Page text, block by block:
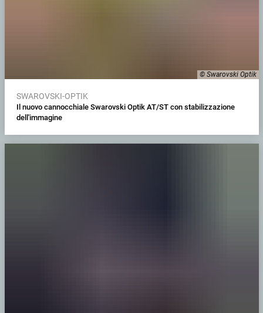
© Swarovski Optik
SWAROVSKI-OPTIK
Il nuovo cannocchiale Swarovski Optik AT/ST con stabilizzazione
dell'immagine